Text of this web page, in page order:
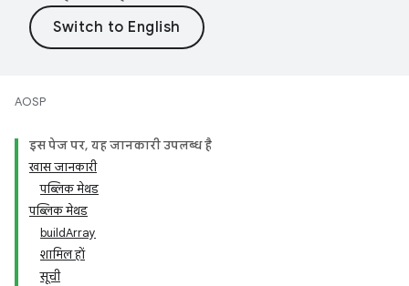
AOSP
इस पेज पर, यह जानकारी उपलब्ध है
खास जानकारी
पब्लिक मेथड
पब्लिक मेथड
buildArray
शामिल हों
सूची